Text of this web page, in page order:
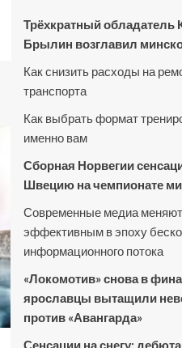
Трёхкратный обладатель
Брылин возглавил
Как снизить расходы на
транспорта
Как выбрать формат
именно вам
Сборная Норвегии
Швецию на чемпионате
Современные медиа
эффективным в эпоху
информационного потока
«Локомотив» снова в
ярославцы вытащили
против «Авангарда»
Сенсации на снегу: